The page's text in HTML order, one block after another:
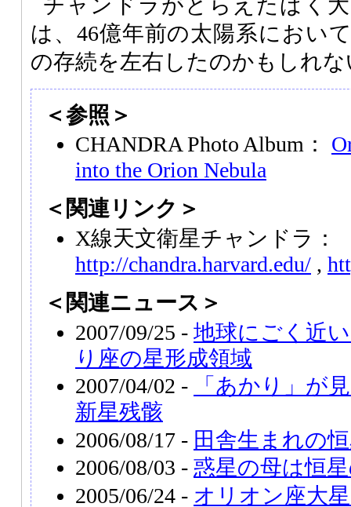
は、46億年前の太陽系におい
の存続を左右したのかもしれな
＜参照＞
CHANDRA Photo Album：
into the Orion Nebula
＜関連リンク＞
X線天文衛星チャンドラ：
http://chandra.harvard.edu/ ,
＜関連ニュース＞
2007/09/25 - 地球にごく近
り座の星形成領域
2007/04/02 -
「あかり」が
新星残骸
2006/08/17 - 田舎生まれの
2006/08/03 - 惑星の母は恒
2005/06/24 - オリオン座大